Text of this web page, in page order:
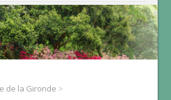
de la Gironde >